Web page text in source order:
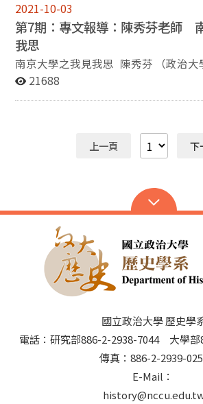
呂紹理教授、林美香教授、崔國瑜教授
敏淑教授，給予大一的新生們未來的學
甚麼樣的態度來面對日後的學習。在教
是各系隊的宣傳時間了。為了要吸引更
隊無不卯足全力，期盼能組成更堅強的
光。另外，100級的班代張寧珈、副班
在眾人的推舉之下產生，而迎新的活
年的系烤是在恆光橋下舉行，參與的
分熱鬧。當日的天氣非常不穩定，下
烤負責人歷史二張睿宇、吳政祈兩人
了以提供肉類為主的烤肉組合，尤其
更是滿足了同學們對烤「肉」的期待！
2021-10-03
第7期：專文報導：陳秀芬老師
我思
南京大學之我見我思 陳秀芬 （政治大
2011年8月中旬，基於本系與南京大學
上溯至清末的三江師範學堂；歷經東
階段，至1950年才正式使用現在的校
以南大歷史系為例，每年所收的本科
歷史系相當，但是研究所新生卻高達
不是臺灣的任何一個歷史系所足以望
南大歷史系的專任教職亦有七十多位
付教學與研究所需。 南大一共有三個校區。在南京市中心
的校本部——鼓樓校區，合併原金陵大
留幾棟歷史建物，在高大蓊鬱的樹木
校園四處可見人潮洶湧的景象。以總
午八點開門，但是早在七點半，館外已
等到八點多，館內已座無虛席。學生
刊，不是安靜閱讀，就是認真作筆記
演，令人驚嘆！反觀政大的圖書館，
考試期間，才會見到K書的人潮吧？ 筆者有一次到南大總
21688
上一頁 下
國立政治大學 歷史學
電話：研究部886-2-2938-7044 大學
傳真：886-2-2939-
E-Mail：